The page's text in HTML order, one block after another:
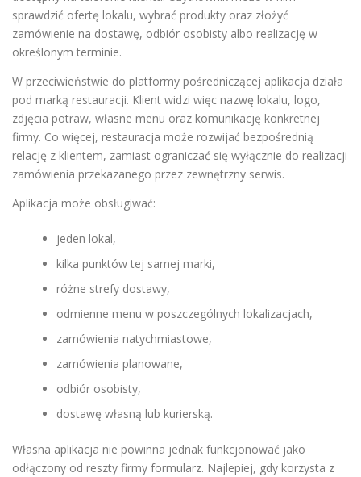
sprawdzić ofertę lokalu, wybrać produkty oraz złożyć
zamówienie na dostawę, odbiór osobisty albo realizację w
określonym terminie.
W przeciwieństwie do platformy pośredniczącej aplikacja działa
pod marką restauracji. Klient widzi więc nazwę lokalu, logo,
zdjęcia potraw, własne menu oraz komunikację konkretnej
firmy. Co więcej, restauracja może rozwijać bezpośrednią
relację z klientem, zamiast ograniczać się wyłącznie do realizacji
zamówienia przekazanego przez zewnętrzny serwis.
Aplikacja może obsługiwać:
jeden lokal,
kilka punktów tej samej marki,
różne strefy dostawy,
odmienne menu w poszczególnych lokalizacjach,
zamówienia natychmiastowe,
zamówienia planowane,
odbiór osobisty,
dostawę własną lub kurierską.
Własna aplikacja nie powinna jednak funkcjonować jako
odłączony od reszty firmy formularz. Najlepiej, gdy korzysta z